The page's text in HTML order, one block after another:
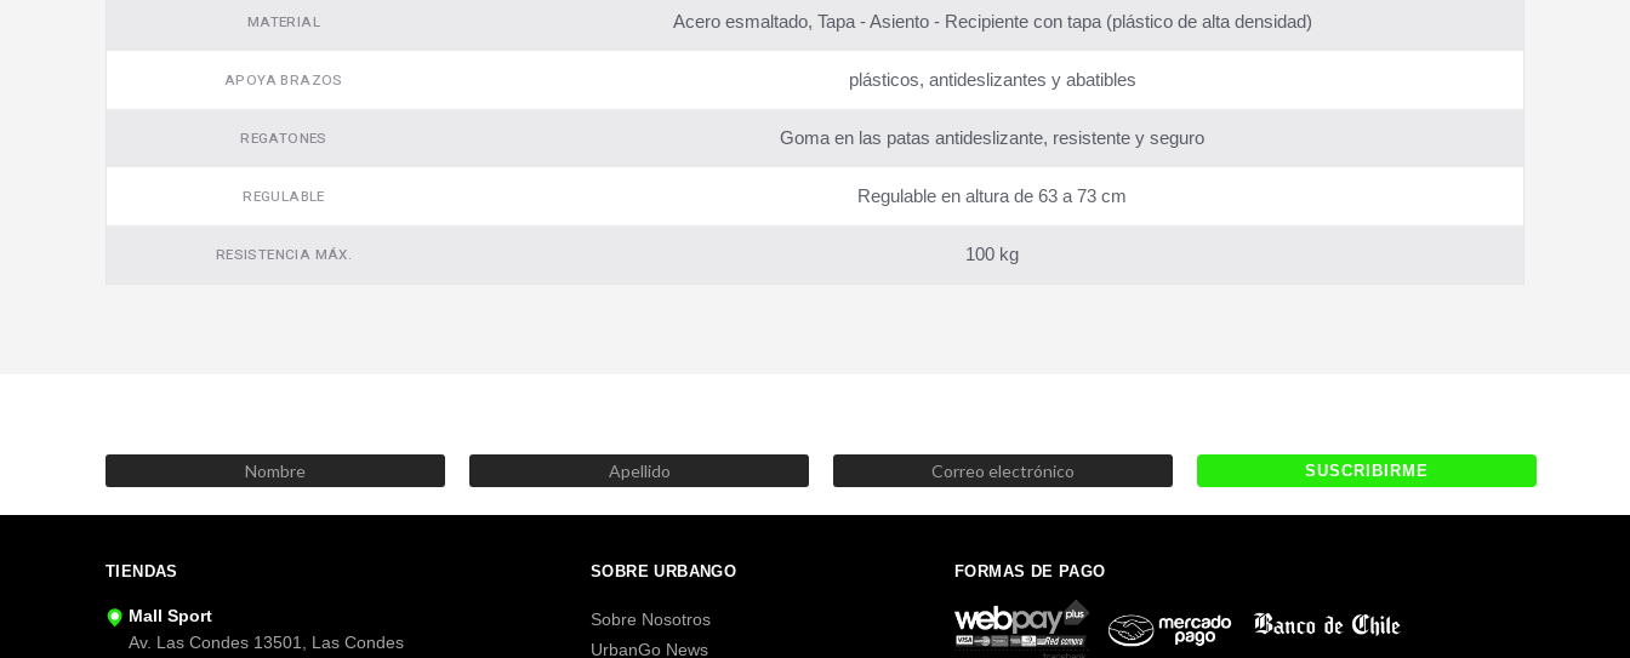
MATERIAL Acero esmaltado, Tapa - Asiento - Recipiente con tapa (plástico de alta densidad)
APOYA BRAZOS plásticos, antideslizantes y abatibles
REGATONES Goma en las patas antideslizante, resistente y seguro
REGULABLE Regulable en altura de 63 a 73 cm
RESISTENCIA MÁX. 100 kg
TIENDAS
Mall Sport
Av. Las Condes 13501, Las Condes
SOBRE URBANGO
Sobre Nosotros
UrbanGo News
FORMAS DE PAGO